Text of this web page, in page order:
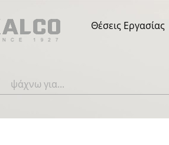
Θέσεις Εργασίας